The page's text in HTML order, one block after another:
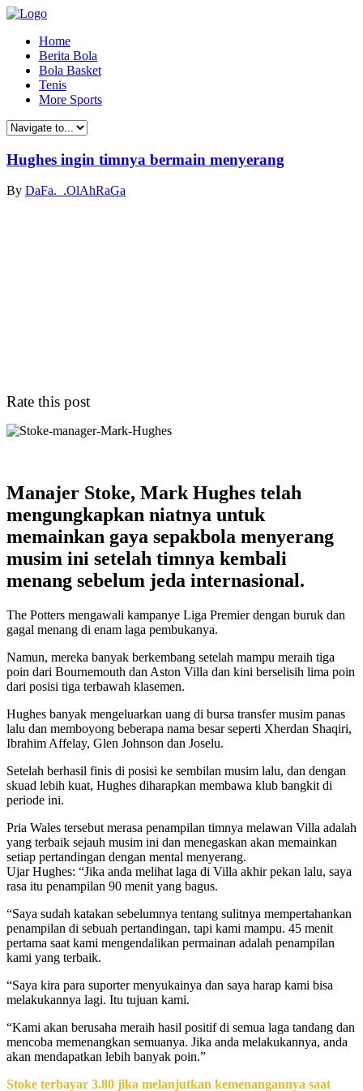
Home
Berita Bola
Bola Basket
Tenis
More Sports
Hughes ingin timnya bermain menyerang
By DaFa._.OlAhRaGa
Rate this post
Manajer Stoke, Mark Hughes telah
mengungkapkan niatnya untuk
memainkan gaya sepakbola menyerang
musim ini setelah timnya kembali
menang sebelum jeda internasional.
The Potters mengawali kampanye Liga Premier dengan buruk dan
gagal menang di enam laga pembukanya.
Namun, mereka banyak berkembang setelah mampu meraih tiga
poin dari Bournemouth dan Aston Villa dan kini berselisih lima poin
dari posisi tiga terbawah klasemen.
Hughes banyak mengeluarkan uang di bursa transfer musim panas
lalu dan memboyong beberapa nama besar seperti Xherdan Shaqiri,
Ibrahim Affelay, Glen Johnson dan Joselu.
Setelah berhasil finis di posisi ke sembilan musim lalu, dan dengan
skuad lebih kuat, Hughes diharapkan membawa klub bangkit di
periode ini.
Pria Wales tersebut merasa penampilan timnya melawan Villa adalah
yang terbaik sejauh musim ini dan menegaskan akan memainkan
setiap pertandingan dengan mental menyerang.
Ujar Hughes: “Jika anda melihat laga di Villa akhir pekan lalu, saya
rasa itu penampilan 90 menit yang bagus.
“Saya sudah katakan sebelumnya tentang sulitnya mempertahankan
penampilan di sebuah pertandingan, tapi kami mampu. 45 menit
pertama saat kami mengendalikan permainan adalah penampilan
kami yang terbaik.
“Saya kira para suporter menyukainya dan saya harap kami bisa
melakukannya lagi. Itu tujuan kami.
“Kami akan berusaha meraih hasil positif di semua laga tandang dan
mencoba memenangkan semuanya. Jika anda melakukannya, anda
akan mendapatkan lebih banyak poin.”
Stoke terbayar 3.80 jika melanjutkan kemenangannya saat